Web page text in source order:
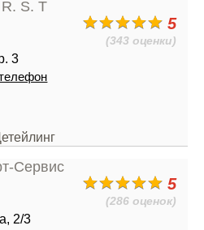
5
(343 оценки)
3
5
(286 оценок)
2/3